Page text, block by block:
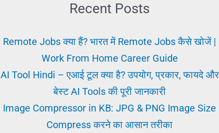
2025
|
करंट
Recent Posts
Remote Jobs क्या हैं? भारत में Remote Jobs कैसे खोजें |
Work From Home Career Guide
AI Tool Hindi – एआई टूल क्या है? उपयोग, प्रकार, फायदे और
बेस्ट AI Tools की पूरी जानकारी
Image Compressor in KB: JPG & PNG Image Size
Compress करने का आसान तरीका